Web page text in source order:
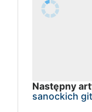
Następny
sanockich